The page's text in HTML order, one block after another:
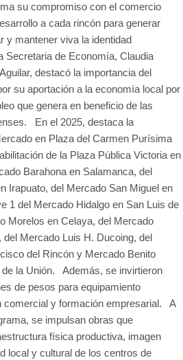
su compromiso con el comercio
a cada rincón para generar
y mantener viva la identidad
de Economía, Claudia
destacó la importancia del
su aportación a la economía local por
que genera en beneficio de las
En el 2025, destaca la
en Plaza del Carmen Purísima
de la Plaza Pública Victoria en
Barahona en Salamanca, del
Irapuato, del Mercado San Miguel en
1 del Mercado Hidalgo en San Luis de
Morelos en Celaya, del Mercado
del Mercado Luis H. Ducoing, del
del Rincón y Mercado Benito
la Unión. Además, se invirtieron
de pesos para equipamiento
comercial y formación empresarial. A
se impulsan obras que
física productiva, imagen
local y cultural de los centros de